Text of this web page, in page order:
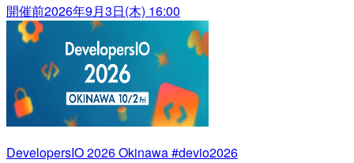
開催前2026年9月3日(木) 16:00
DevelopersIO 2026 Okinawa #devio2026